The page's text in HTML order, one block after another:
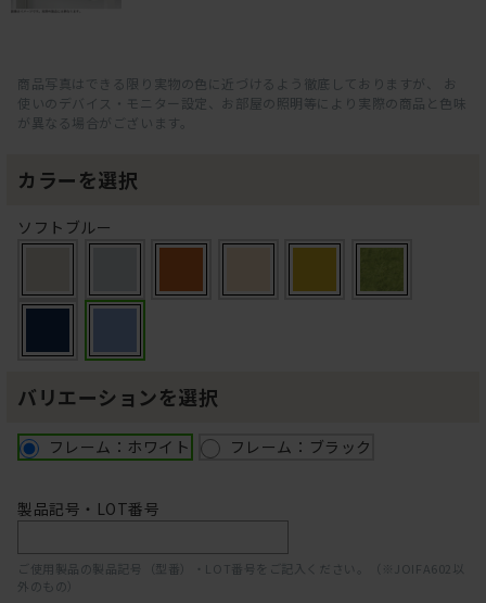
商品写真はできる限り実物の色に近づけるよう徹底しておりますが、 お
使いのデバイス・モニター設定、お部屋の照明等により実際の商品と色味
が異なる場合がございます。
カラーを選択
ソフトブルー
バリエーションを選択
フレーム：ホワイト フレーム：ブラック
製品記号・LOT番号
ご使用製品の製品記号（型番）・LOT番号をご記入ください。（※JOIFA602以
外のもの）